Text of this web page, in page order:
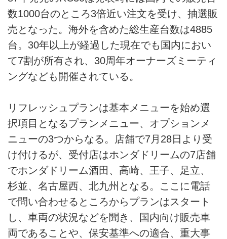
数1000台のところ3倍近い注文を受け、抽選販
売となった。海外を含めた総生産台数は4885
台。30年以上が経過した現在でも国内におい
て7割が所有され、30周年オーナーズミーティ
ングなども開催されている。
リフレッシュプランは基本メニューを始め選
択項目となるプランメニュー、オプションメ
ニューの3つからなる。店舗で7月28日より受
け付けるが、受付店はホンダドリームの7店舗
でホンダドリーム酒田、高崎、王子、足立、
杉並、名古屋西、北九州となる。ここに電話
で問い合わせるところからプランはスタート
し、車両の状況などを聞き、国内向け販売車
両であることや、保安基準への適合、重大事